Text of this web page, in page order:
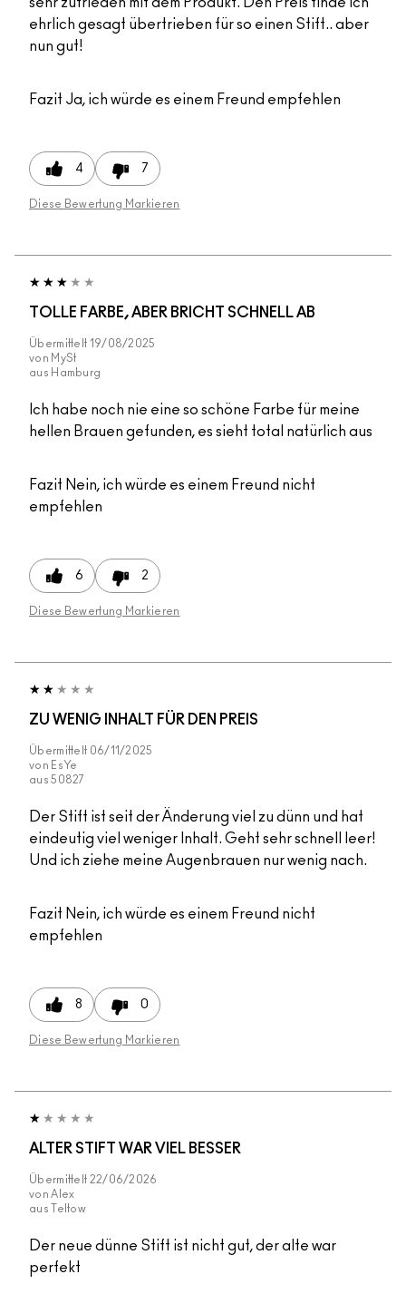
ehrlich gesagt übertrieben für so einen Stift.. aber
nun gut!
Fazit Ja, ich würde es einem Freund empfehlen
4 7
Diese Bewertung Markieren
TOLLE FARBE, ABER BRICHT SCHNELL AB
Übermittelt 19/08/2025
von MySt
aus Hamburg
Ich habe noch nie eine so schöne Farbe für meine
hellen Brauen gefunden, es sieht total natürlich aus
Fazit Nein, ich würde es einem Freund nicht
empfehlen
6 2
Diese Bewertung Markieren
ZU WENIG INHALT FÜR DEN PREIS
Übermittelt 06/11/2025
von EsYe
aus 50827
Der Stift ist seit der Änderung viel zu dünn und hat
eindeutig viel weniger Inhalt. Geht sehr schnell leer!
Und ich ziehe meine Augenbrauen nur wenig nach.
Fazit Nein, ich würde es einem Freund nicht
empfehlen
8 0
Diese Bewertung Markieren
ALTER STIFT WAR VIEL BESSER
Übermittelt 22/06/2026
von Alex
aus
Teltow
Der neue dünne Stift ist nicht gut, der alte war
perfekt